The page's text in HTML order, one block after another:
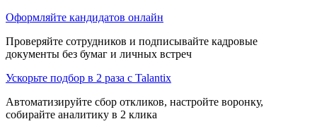
Оформляйте кандидатов онлайн
Проверяйте сотрудников и подписывайте кадровые
документы без бумаг и личных встреч
Ускорьте подбор в 2 раза с Talantix
Автоматизируйте сбор откликов, настройте воронку,
собирайте аналитику в 2 клика